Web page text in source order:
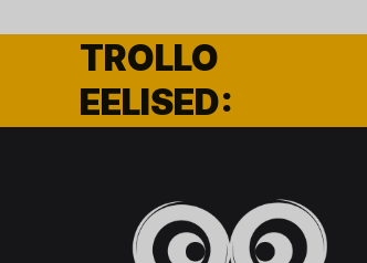
TROLLO
EELISED: